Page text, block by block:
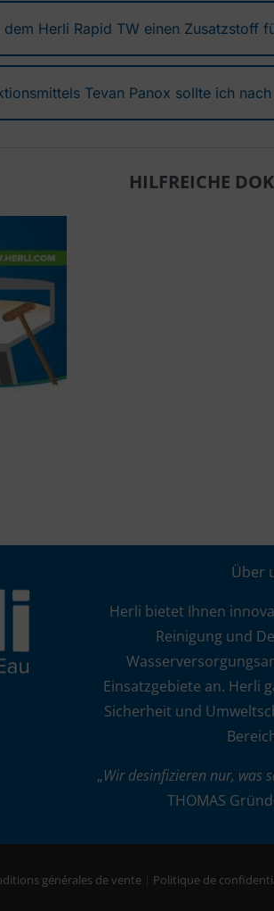
Herli Rapid TW einen Zusatzstoff
Tevan Panox sollte ich
HILFREICHE
Über
Herli bietet Ihnen
Reinigung und
Einsatzgebiete an. Herli
Sicherheit und
„Wir desinfizieren nur, was
THOMAS
générales de vente Politique de